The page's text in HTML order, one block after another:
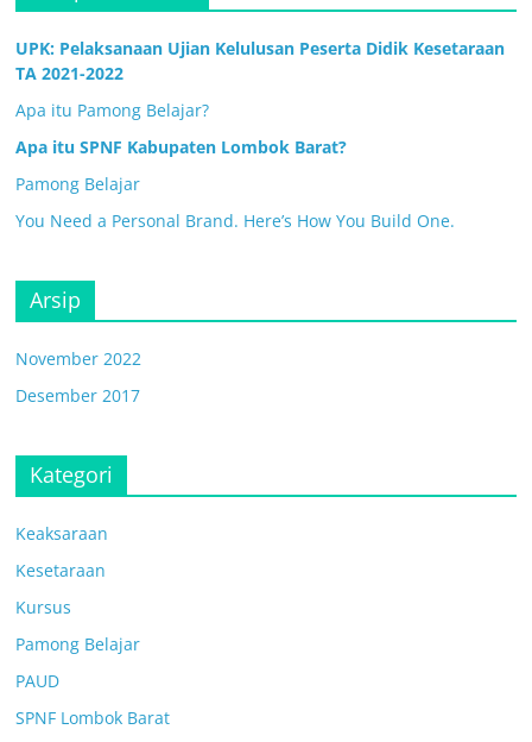
UPK: Pelaksanaan Ujian Kelulusan Peserta Didik Kesetaraan
TA 2021-2022
Apa itu Pamong Belajar?
Apa itu SPNF Kabupaten Lombok Barat?
Pamong Belajar
You Need a Personal Brand. Here’s How You Build One.
Arsip
November 2022
Desember 2017
Kategori
Keaksaraan
Kesetaraan
Kursus
Pamong Belajar
PAUD
SPNF Lombok Barat